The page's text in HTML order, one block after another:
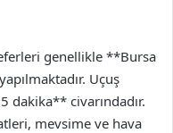
genellikle **Bursa
Uçuş
dakika** civarındadır.
mevsime ve hava